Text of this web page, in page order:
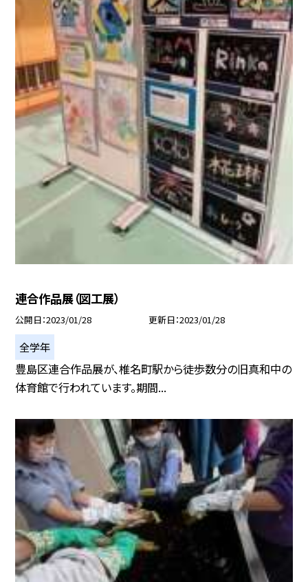
連合作品展（図工展）
公開日 2023/01/28 更新日 2023/01/28
全学年
豊島区連合作品展が、椎名町駅から徒歩数分の旧真和中の
体育館で行われています。期間...